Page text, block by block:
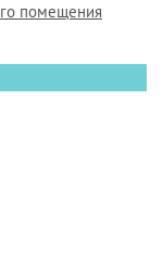
помещения